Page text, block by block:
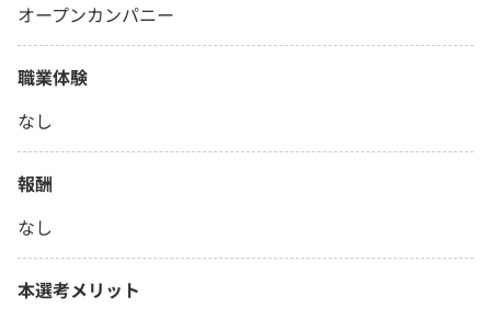
オープンカンパニー
職業体験
なし
報酬
なし
本選考メリット